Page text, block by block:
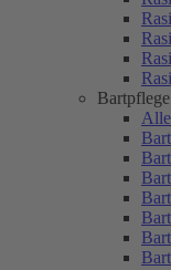
Bartpflege